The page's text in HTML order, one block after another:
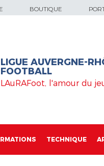
BOUTIQUE
LIGUE AUVERGNE-
FOOTBALL
LAuRAFoot, l'amour du
TECHNIQUE